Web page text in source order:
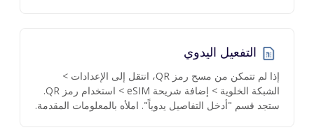
التفعيل اليدوي
إذا لم تتمكن من مسح رمز QR، انتقل إلى الإعدادات >
الشبكة الخلوية > إضافة شريحة eSIM > استخدام رمز QR.
ستجد قسم "أدخل التفاصيل يدوياً". املأه بالمعلومات المقدمة.